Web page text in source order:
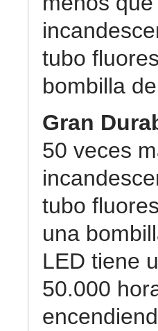
tubo
bombilla
Gran
50 veces
tubo
una
LED tiene
50.000